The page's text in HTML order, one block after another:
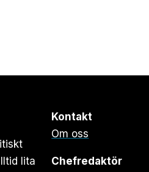
lita
Kontakt
Om oss
Chefredaktör